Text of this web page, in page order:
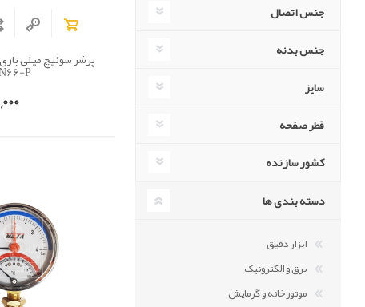
P
جنس اتصال
جنس بدنه
سایز
قطر صفحه
کشور سازنده
دسته بندی ها
ابزار دقیق
برق و الکترونیک
موتورخانه و گرمایش